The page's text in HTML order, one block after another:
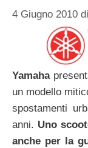
4 Giugno 2010 di
Yamaha
un modello
spostamenti
anni. Uno
anche per la